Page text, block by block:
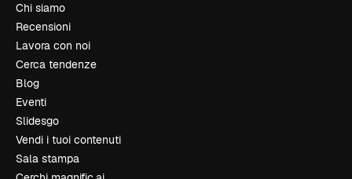
Chi siamo
Recensioni
Lavora con noi
Cerca tendenze
Blog
Eventi
Slidesgo
Vendi i tuoi contenuti
Sala stampa